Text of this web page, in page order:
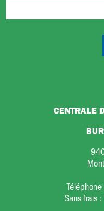
CENTRALE
Téléphone
Sans frais :